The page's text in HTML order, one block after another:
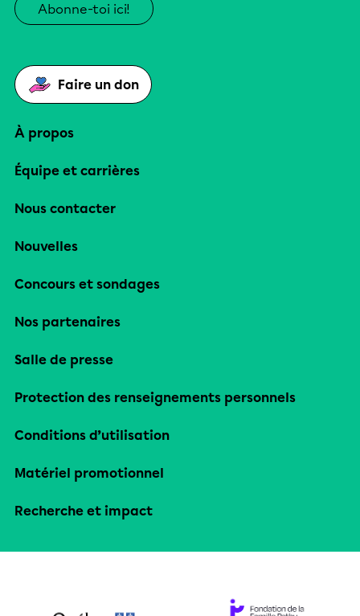
Abonne-toi ici!
Faire un don
À propos
Équipe et carrières
Nous contacter
Nouvelles
Concours et sondages
Nos partenaires
Salle de presse
Protection des renseignements personnels
Conditions d’utilisation
Matériel promotionnel
Recherche et impact